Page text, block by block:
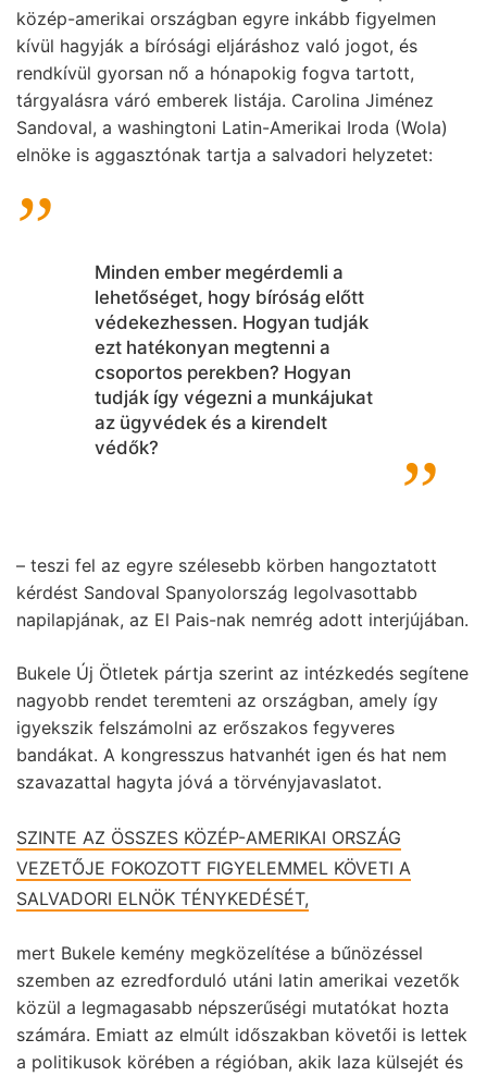
közép-amerikai országban egyre inkább figyelmen
kívül hagyják a bírósági eljáráshoz való jogot, és
rendkívül gyorsan nő a hónapokig fogva tartott,
tárgyalásra váró emberek listája. Carolina Jiménez
Sandoval, a washingtoni Latin-Amerikai Iroda (Wola)
elnöke is aggasztónak tartja a salvadori helyzetet:
Minden ember megérdemli a
lehetőséget, hogy bíróság előtt
védekezhessen. Hogyan tudják
ezt hatékonyan megtenni a
csoportos perekben? Hogyan
tudják így végezni a munkájukat
az ügyvédek és a kirendelt
védők?
– teszi fel az egyre szélesebb körben hangoztatott
kérdést Sandoval Spanyolország legolvasottabb
napilapjának, az El Pais-nak nemrég adott interjújában.
Bukele Új Ötletek pártja szerint az intézkedés segítene
nagyobb rendet teremteni az országban, amely így
igyekszik felszámolni az erőszakos fegyveres
bandákat. A kongresszus hatvanhét igen és hat nem
szavazattal hagyta jóvá a törvényjavaslatot.
SZINTE AZ ÖSSZES KÖZÉP-AMERIKAI ORSZÁG
VEZETŐJE FOKOZOTT FIGYELEMMEL KÖVETI A
SALVADORI ELNÖK TÉNYKEDÉSÉT,
mert Bukele kemény megközelítése a bűnözéssel
szemben az ezredforduló utáni latin amerikai vezetők
közül a legmagasabb népszerűségi mutatókat hozta
számára. Emiatt az elmúlt időszakban követői is lettek
a politikusok körében a régióban, akik laza külsejét és